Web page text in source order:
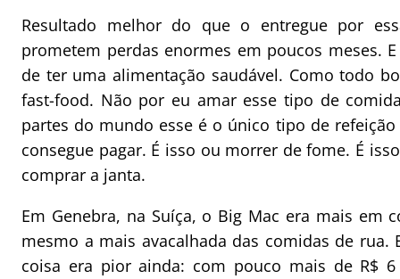
Resultado melhor do que o entregue por
prometem perdas enormes em poucos meses.
de ter uma alimentação saudável. Como todo
fast-food. Não por eu amar esse tipo de
partes do mundo esse é o único tipo de
consegue pagar. É isso ou morrer de fome. É
comprar a janta.
Em Genebra, na Suíça, o Big Mac era mais em
mesmo a mais avacalhada das comidas de rua.
coisa era pior ainda: com pouco mais de R$